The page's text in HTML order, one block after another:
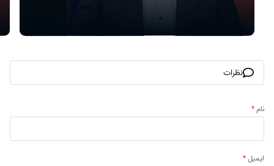
نظرات
نام*
ایمیل*